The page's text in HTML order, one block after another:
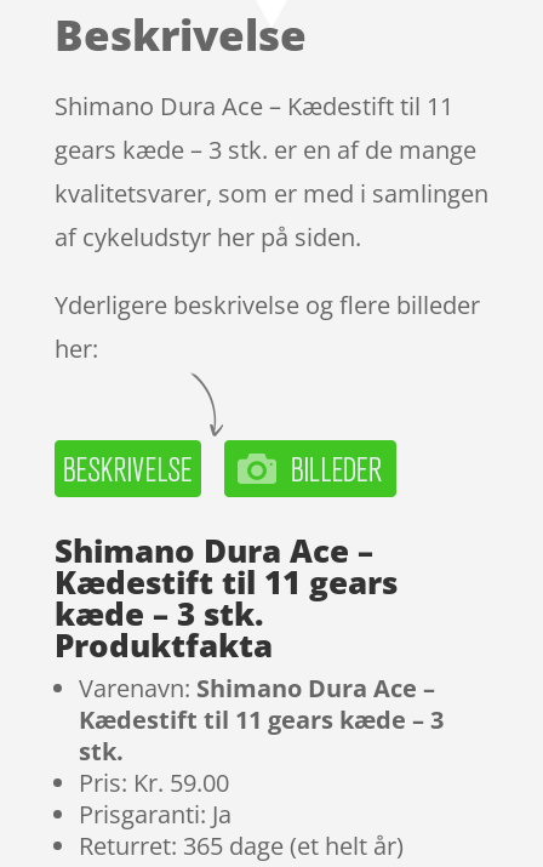
på
mmelser
Beskrivelse
Shimano Dura Ace – Kædestift til 11
gears kæde – 3 stk. er en af de mange
kvalitetsvarer, som er med i samlingen
af cykeludstyr her på siden.
Yderligere beskrivelse og flere billeder
her:
Shimano Dura Ace –
Kædestift til 11 gears
kæde – 3 stk.
Produktfakta
Varenavn: Shimano Dura Ace –
Kædestift til 11 gears kæde – 3
stk.
Pris: Kr. 59.00
Prisgaranti: Ja
Returret: 365 dage (et helt år)